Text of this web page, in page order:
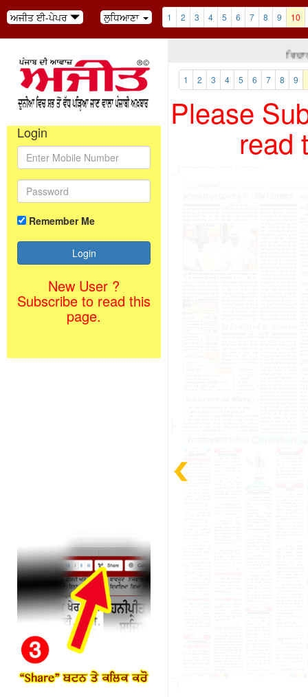
ਅਜੀਤ ਈ-ਪੇਪਰ ਲੁਧਿਆਣਾ 1 2 3 4 5 6 7 8 9 10
Login
Remember Me
New User ?
Subscribe to read this
page.
1 2 3 4 5 6 7 8 9
Please
read